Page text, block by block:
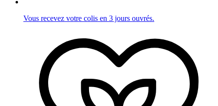
Vous recevez votre colis en 3 jours ouvrés.